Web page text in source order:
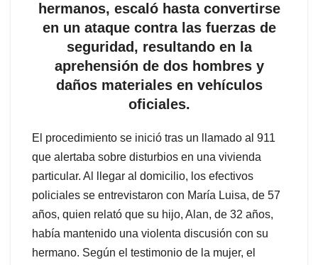
hermanos, escaló hasta convertirse
en un ataque contra las fuerzas de
seguridad, resultando en la
aprehensión de dos hombres y
daños materiales en vehículos
oficiales.
El procedimiento se inició tras un llamado al 911
que alertaba sobre disturbios en una vivienda
particular. Al llegar al domicilio, los efectivos
policiales se entrevistaron con María Luisa, de 57
años, quien relató que su hijo, Alan, de 32 años,
había mantenido una violenta discusión con su
hermano. Según el testimonio de la mujer, el